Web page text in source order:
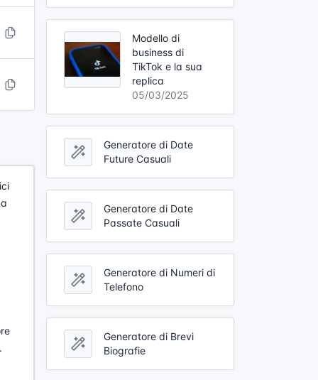
Modello di
business di
TikTok e la sua
replica
05/03/2025
Generatore di Date
Future Casuali
Generatore di Date
Passate Casuali
Generatore di Numeri di
Telefono
Generatore di Brevi
Biografie